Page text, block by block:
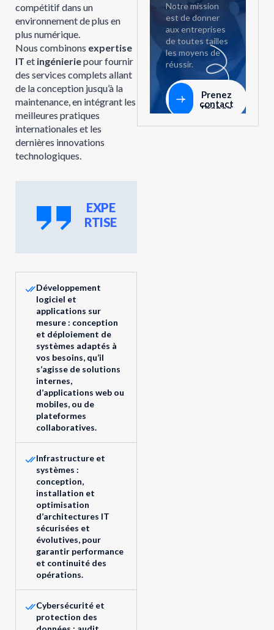
Notre mission
est de donner
aux entreprises
de toutes tailles
les moyens de
réussir.
Prenez
contact
compétitif dans un
environnement de plus en
plus numérique.
Nous combinons expertise
IT et ingénieriepour fournir
des services complets allant
de la conception jusqu’à la
maintenance, en intégrant les
meilleures pratiques
internationales et les
dernières innovations
technologiques.
EXPE
RTISE
Développement
logiciel et
applications sur
mesure : conception
et déploiement de
systèmes adaptés à
vos besoins, qu’il
s’agisse de solutions
internes,
d’applications web ou
mobiles, ou de
plateformes
collaboratives.
Infrastructure et
systèmes :
conception,
installation et
optimisation
d’architectures IT
sécurisées et
évolutives, pour
garantir performance
et continuité des
opérations.
Cybersécurité et
protection des